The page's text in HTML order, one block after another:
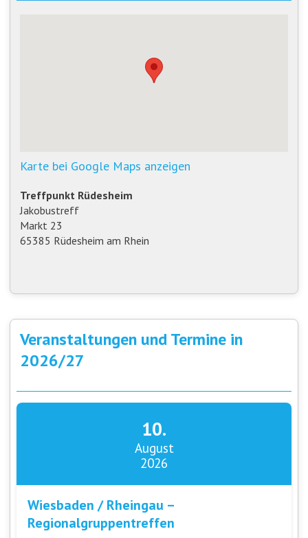
Karte bei Google Maps anzeigen
Treffpunkt Rüdesheim
Jakobustreff
Markt 23
65385 Rüdesheim am Rhein
Veranstaltungen und Termine in
2026/27
10.
August
2026
Wiesbaden / Rheingau –
Regionalgruppentreffen